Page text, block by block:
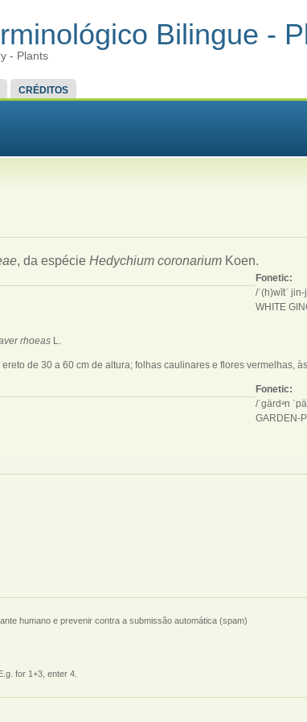
Bilingue -
- Plants
CRÉDITOS
, da espécie Hedychium coronarium Koen.
Fonetic:
/ˈ(h)wītˈ
WHITE
rhoeas L.
de 30 a 60 cm de altura; folhas caulinares e flores vermelhas,
Fonetic:
/ˈgärdᵊn
GARDEN-
humano e prevenir contra a submissão automática (spam)
for 1+3, enter 4.